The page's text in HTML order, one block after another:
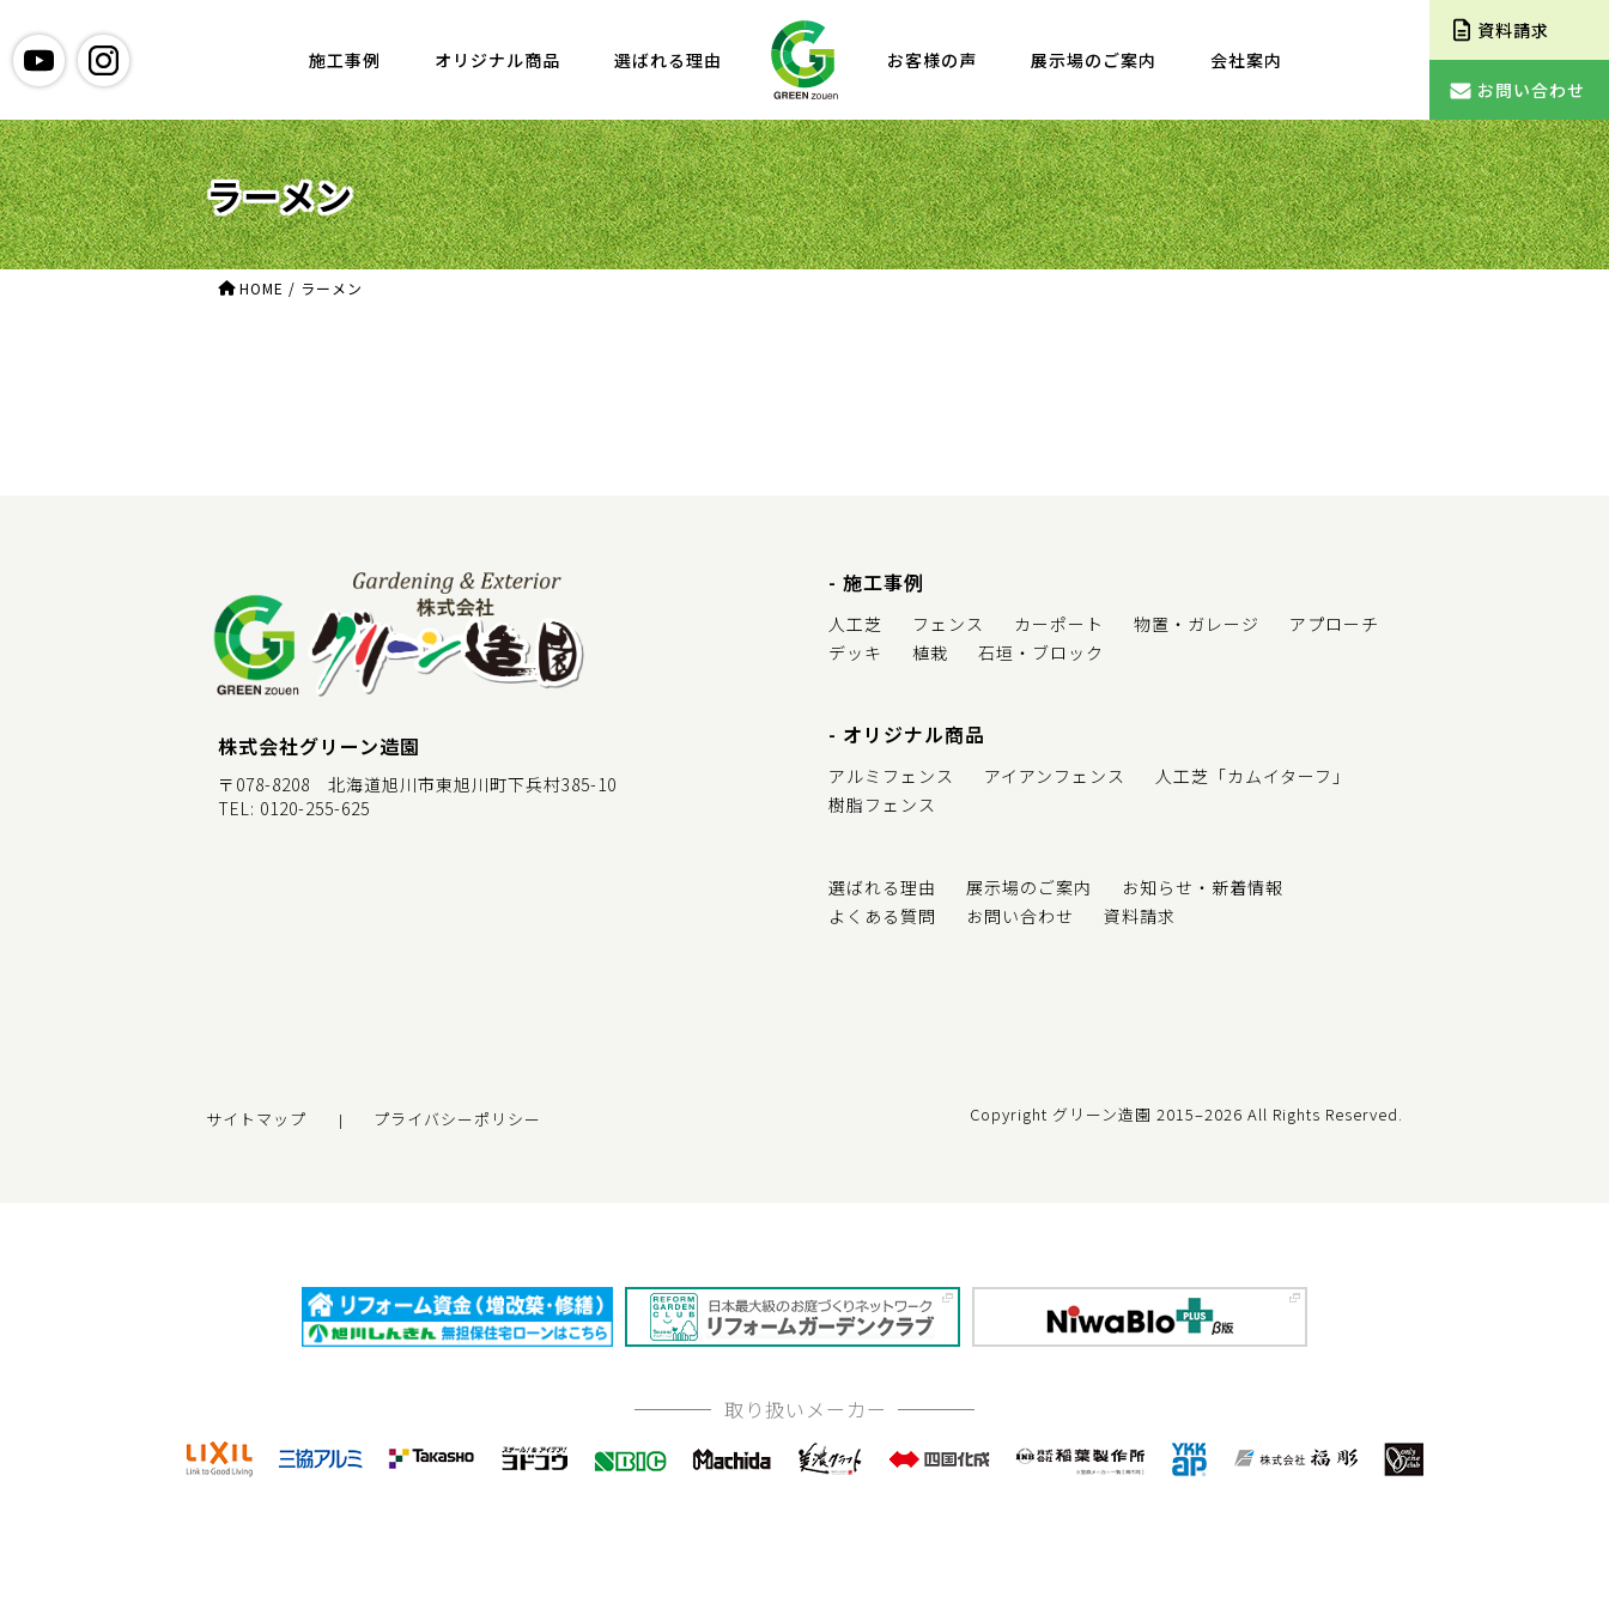
施工事例 オリジナル商品 選ばれる理由 お客様の声 展示場のご案内 会社案内
資料請求
お問い合わせ
ラーメン
HOME / ラーメン
株式会社グリーン造園
〒078-8208 北海道旭川市東旭川町下兵村385-10
TEL: 0120-255-625
施工事例
人工芝 フェンス カーポート 物置・ガレージ
アプローチ
デッキ
植栽 石垣・ブロック
オリジナル商品
アルミフェンス アイアンフェンス
人工芝「カムイターフ」
樹脂フェンス
選ばれる理由 展示場のご案内
お知らせ・新着情報
よくある質問
お問い合わせ 資料請求
サイトマップ プライバシーポリシー Copyright グリーン造園 2015–2026 All Rights Reserved.
取り扱いメーカー